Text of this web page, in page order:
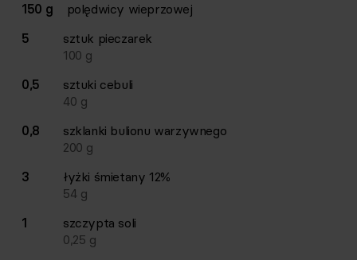
150 g
polędwicy wieprzowej
5
sztuk pieczarek
100 g
0,5
sztuki cebuli
40 g
0,8
szklanki bulionu warzywnego
200 g
3
łyżki śmietany 12%
54g
1
szczypta soli
0,25 g